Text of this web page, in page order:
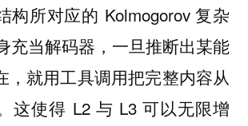
构所对应的 Kolmogorov 复杂
充当解码器，一旦推断出某能
，就用工具调用把完整内容从
这使得 L2 与 L3 可以无限增